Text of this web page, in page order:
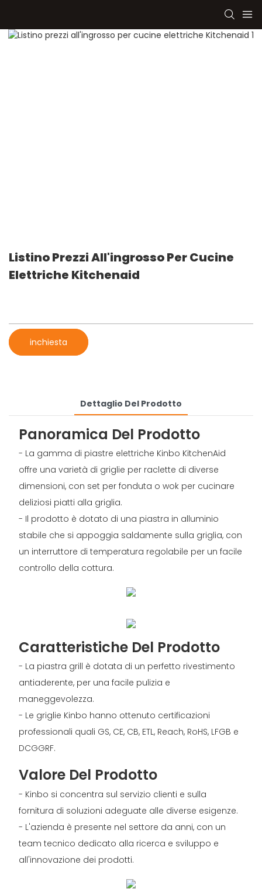
Listino Prezzi All'ingrosso Per Cucine
Elettriche Kitchenaid
inchiesta
Dettaglio Del Prodotto
Panoramica Del Prodotto
- La gamma di piastre elettriche Kinbo KitchenAid
offre una varietà di griglie per raclette di diverse
dimensioni, con set per fonduta o wok per cucinare
deliziosi piatti alla griglia.
- Il prodotto è dotato di una piastra in alluminio
stabile che si appoggia saldamente sulla griglia, con
un interruttore di temperatura regolabile per un facile
controllo della cottura.
Caratteristiche Del Prodotto
- La piastra grill è dotata di un perfetto rivestimento
antiaderente, per una facile pulizia e
maneggevolezza.
- Le griglie Kinbo hanno ottenuto certificazioni
professionali quali GS, CE, CB, ETL, Reach, RoHS, LFGB e
DCGGRF.
Valore Del Prodotto
- Kinbo si concentra sul servizio clienti e sulla
fornitura di soluzioni adeguate alle diverse esigenze.
- L'azienda è presente nel settore da anni, con un
team tecnico dedicato alla ricerca e sviluppo e
all'innovazione dei prodotti.